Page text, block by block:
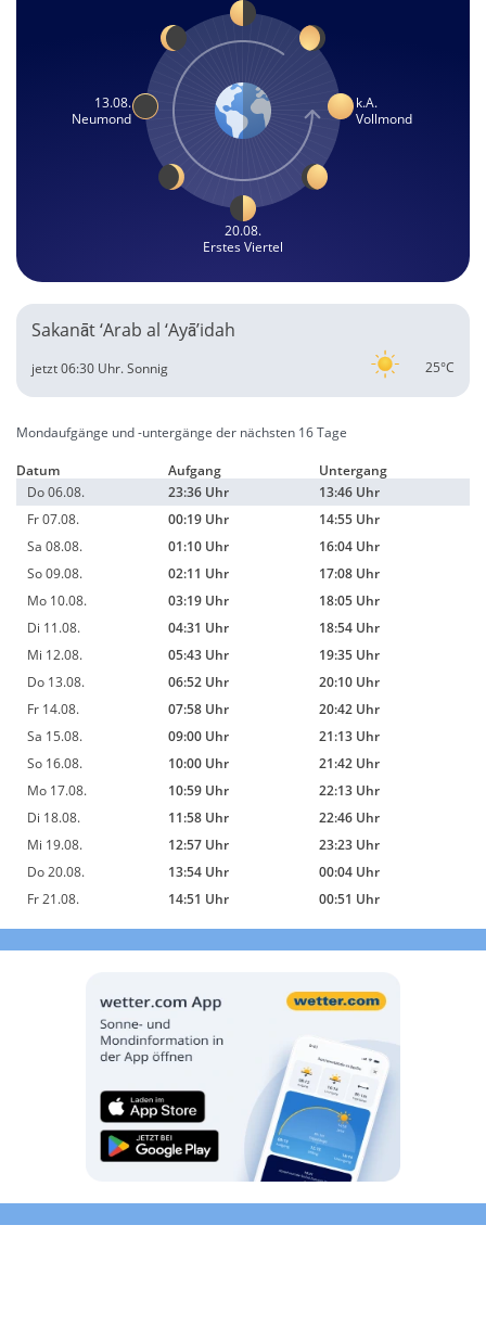
13.08.
Neumond
k.A.
Vollmond
20.08.
Erstes Viertel
Sakanāt ‘Arab al ‘Ayā’idah
25°C
jetzt 06:30 Uhr.Sonnig
Mondaufgänge und -untergänge der nächsten 16 Tage
Datum Aufgang
Untergang
Do 06.08.
23:36 Uhr
13:46 Uhr
Fr 07.08.
00:19 Uhr
14:55 Uhr
Sa 08.08.
01:10 Uhr
16:04 Uhr
So 09.08.
02:11 Uhr
17:08 Uhr
Mo 10.08.
03:19 Uhr
18:05 Uhr
Di 11.08.
04:31 Uhr
18:54 Uhr
Mi 12.08.
05:43 Uhr
19:35 Uhr
Do 13.08.
06:52 Uhr
20:10 Uhr
Fr 14.08.
07:58 Uhr
20:42 Uhr
Sa 15.08.
09:00 Uhr
21:13 Uhr
So 16.08.
10:00 Uhr
21:42 Uhr
Mo 17.08.
10:59 Uhr
22:13 Uhr
Di 18.08.
11:58 Uhr
22:46 Uhr
Mi 19.08.
12:57 Uhr
23:23 Uhr
Do 20.08.
13:54 Uhr
00:04 Uhr
Fr 21.08.
14:51 Uhr 00:51 Uhr